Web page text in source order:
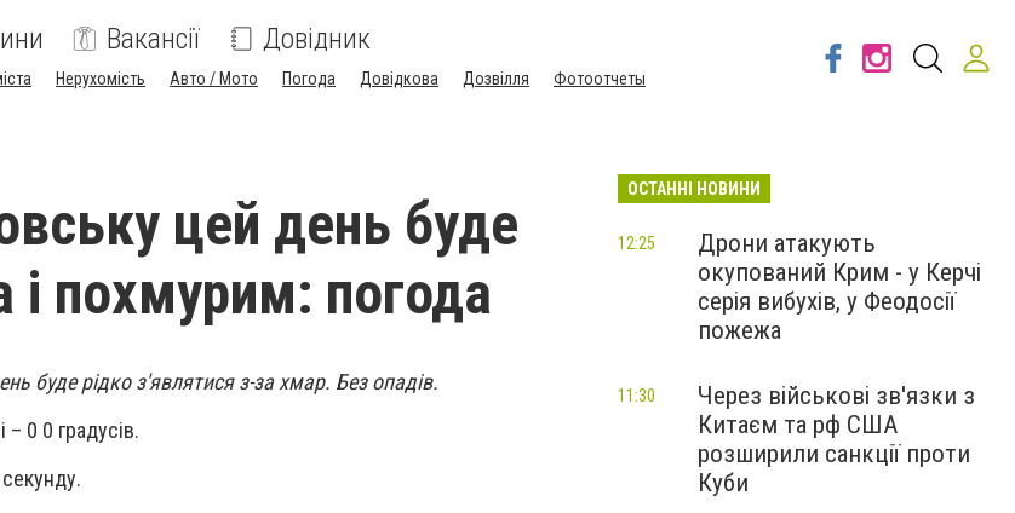
Вакансії Довідник
Нерухомість Авто / Мото Погода Довідкова Дозвілля Фотоотчеты
цей день буде
і похмурим: погода
буде рідко з'являтися з-за хмар. Без опадів.
0 0 градусів.
ОСТАННІ НОВИНИ
Дрони атакують
окупований Крим - у Керчі
серія вибухів, у Феодосії
пожежа
12:25
Через військові зв'язки з
Китаєм та рф США
розширили санкції проти
Куби
11:30